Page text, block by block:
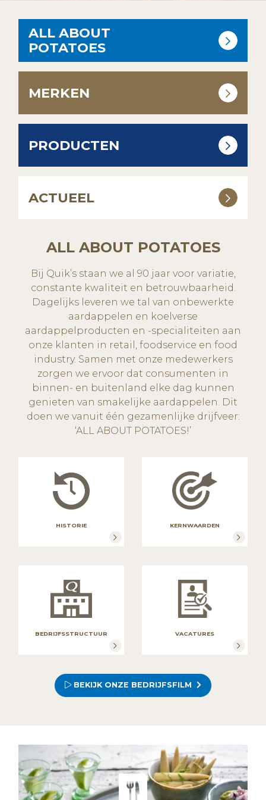
ALL ABOUT
POTATOES
MERKEN
PRODUCTEN
ACTUEEL
ALL ABOUT POTATOES
Bij Quik’s staan we al 90 jaar voor variatie,
constante kwaliteit en betrouwbaarheid.
Dagelijks leveren we tal van onbewerkte
aardappelen en koelverse
aardappelproducten en -specialiteiten aan
onze klanten in retail, foodservice en food
industry. Samen met onze medewerkers
zorgen we ervoor dat consumenten in
binnen- en buitenland elke dag kunnen
genieten van smakelijke aardappelen. Dit
doen we vanuit één gezamenlijke drijfveer:
‘ALL ABOUT POTATOES!’
HISTORIE KERNWAARDEN
BEDRIJFSSTRUCTUUR VACATURES
BEKIJK ONZE BEDRIJFSFILM